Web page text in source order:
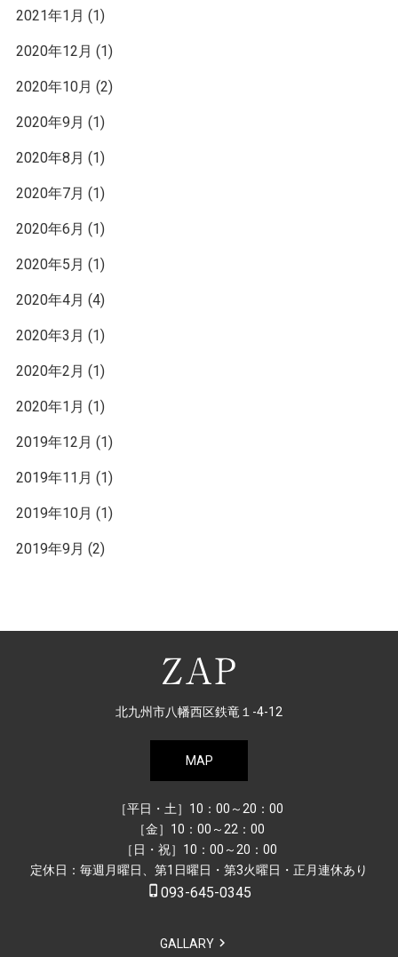
2021年1月 (1)
2020年12月 (1)
2020年10月 (2)
2020年9月 (1)
2020年8月 (1)
2020年7月 (1)
2020年6月 (1)
2020年5月 (1)
2020年4月 (4)
2020年3月 (1)
2020年2月 (1)
2020年1月 (1)
2019年12月 (1)
2019年11月 (1)
2019年10月 (1)
2019年9月 (2)
北九州市八幡西区鉄竜１-4-12
MAP
［平日・土］10：00～20：00
［金］10：00～22：00
［日・祝］10：00～20：00
定休日：毎週月曜日、第1日曜日・第3火曜日・正月連休あり
phone_iphone 093-645-0345
GALLARY